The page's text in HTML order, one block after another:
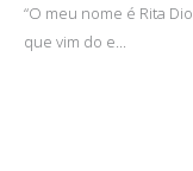
“O meu nome é Rita
que vim do e...